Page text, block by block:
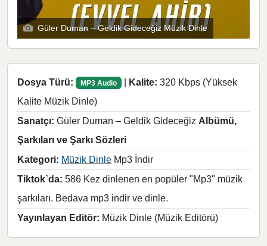
Güler Duman – Geldik Gideceğiz Müzik Dinle
Dosya Türü: MP3 Audio | Kalite: 320 Kbps (Yüksek
Kalite Müzik Dinle)
Sanatçı: Güler Duman – Geldik Gideceğiz Albümü,
Şarkıları ve Şarkı Sözleri
Kategori: Müzik Dinle Mp3 İndir
Tiktok`da: 586 Kez dinlenen en popüler "Mp3" müzik
şarkıları. Bedava mp3 indir ve dinle.
Yayınlayan Editör: Müzik Dinle (Müzik Editörü)